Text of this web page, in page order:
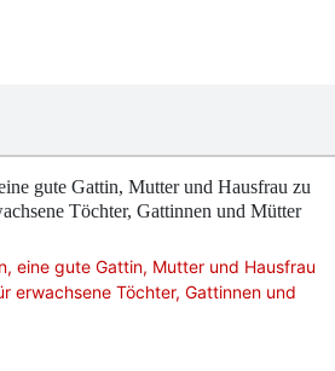
gute Gattin, Mutter und Hausfrau zu
Töchter, Gattinnen und Mütter
eine gute Gattin, Mutter und Hausfrau
erwachsene Töchter, Gattinnen und